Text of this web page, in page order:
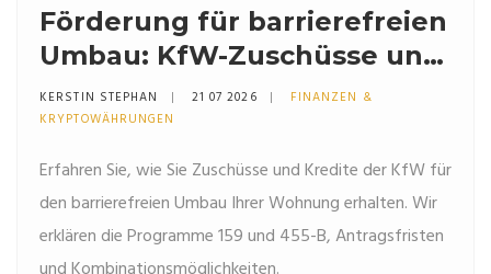
Förderung für barrierefreien
Umbau: KfW-Zuschüsse und
Kredite im Überblick
KERSTIN STEPHAN 21 07 2026
FINANZEN &
KRYPTOWÄHRUNGEN
Erfahren Sie, wie Sie Zuschüsse und Kredite der KfW für
den barrierefreien Umbau Ihrer Wohnung erhalten. Wir
erklären die Programme 159 und 455-B, Antragsfristen